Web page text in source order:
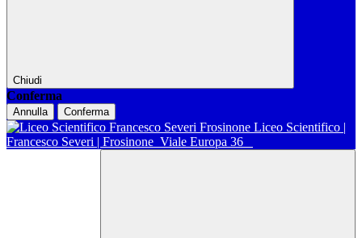
Chiudi
Conferma
Annulla Conferma
Liceo Scientifico |
Francesco Severi | Frosinone Viale Europa 36